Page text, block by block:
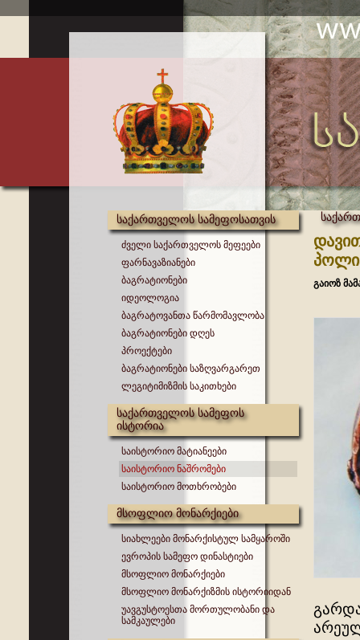
საქართველოს სამეფოსათვის
ძველი საქართველოს მეფეები
ფარნავაზიანები
ბაგრატიონები
იდეოლოგია
ბაგრატოვანთა წარმომავლობა
ბაგრატიონები დღეს
პროექტები
ბაგრატიონები საზღვარგარეთ
ლეგიტიმიზმის საკითხები
საქართველოს სამეფოს
ისტორია
საისტორიო მატიანეები
საისტორიო ნაშრომები
საისტორიო მოთხრობები
მსოფლიო მონარქიები
სიახლეები მონარქისტულ სამყაროში
ევროპის სამეფო დინასტიები
მსოფლიო მონარქიები
მსოფლიო მონარქიზმის ისტორიიდან
უავგუსტოესთა მორთულობანი და
სამკაულები
გაიოზ